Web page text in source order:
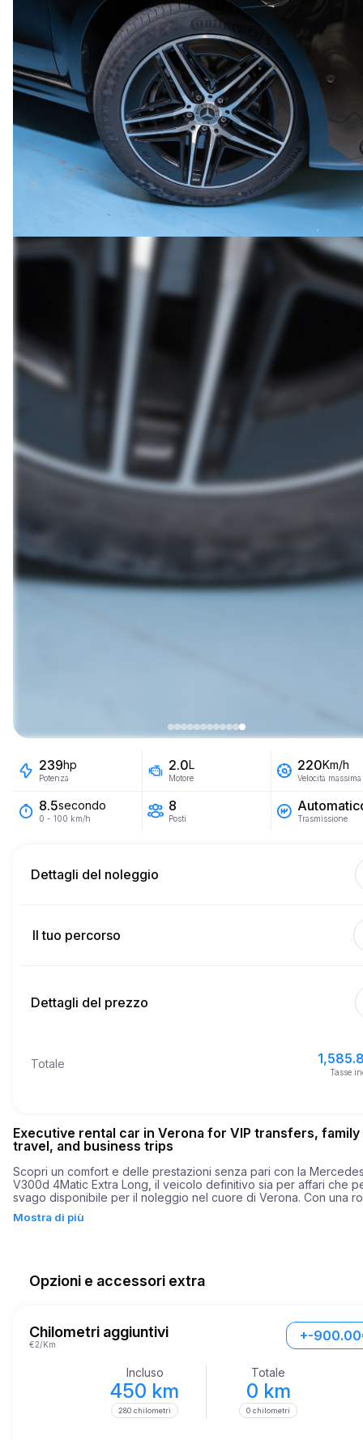
239hp
Potenza
2.0L
Motore
220Km/h
Velocità massima
8.5secondo
0 - 100 km/h
8
Posti Trasmissione
Dettagli del noleggio
Il tuo percorso
Fine
Dettagli del prezzo
Totale
Tasse
Executive rental car in Verona for VIP transfers, family
travel, and business trips
Scopri un comfort e delle prestazioni senza pari con la
V300d 4Matic Extra Long, il veicolo definitivo sia per affari che
svago disponibile per il noleggio nel cuore di Verona. Con una
scorrevole ma esaltante, raggiungendo da 0 a 60 mph in soli 8,5
Il V300d 4Matic Extra Long si vanta di più che della potenza; è un
perfetto per una varietà di esigenze — che si tratti di un viaggio
famiglia, una trasferta di lavoro o semplicemente godersi la
di Verona.
Mostra di più
Opzioni e accessori extra
Chilometri aggiuntivi
€2/Km
+-
Incluso
450 km
280 chilometri
Totale
0 km
0 chilometri